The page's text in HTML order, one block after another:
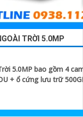
TRỜI 5.0MP
5.0MP bao gồm 4
+ ổ cứng lưu trữ